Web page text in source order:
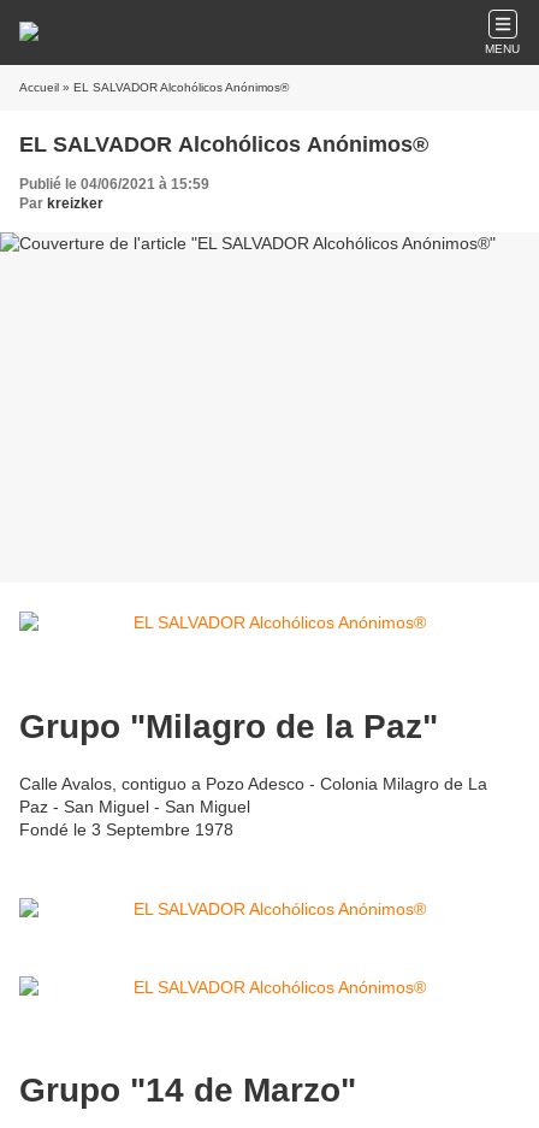
MENU
Accueil » EL SALVADOR Alcohólicos Anónimos®
EL SALVADOR Alcohólicos Anónimos®
Publié le 04/06/2021 à 15:59
Par kreizker
Grupo "Milagro de la Paz"
Calle Avalos, contiguo a Pozo Adesco - Colonia Milagro de La
Paz - San Miguel - San Miguel
Fondé le 3 Septembre 1978
Grupo "14 de Marzo"